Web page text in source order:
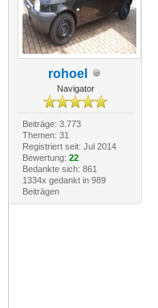
rohoel
Navigator
Beiträge: 3.773
Themen: 31
Registriert seit: Jul 2014
Bewertung: 22
Bedankte sich: 861
1334x gedankt in 989
Beiträgen